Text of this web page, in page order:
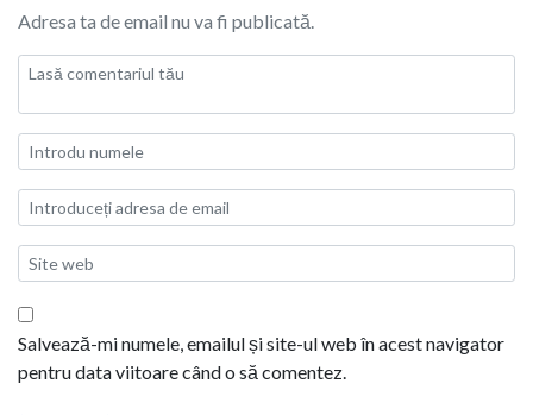
Adresa ta de email nu va fi publicată.
Salvează-mi numele, emailul și site-ul web în acest navigator
pentru data viitoare când o să comentez.